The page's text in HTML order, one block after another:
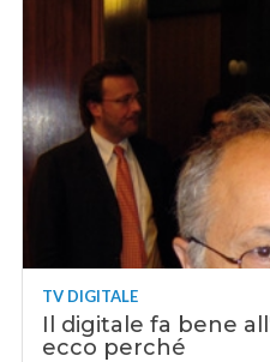
TV DIGITALE
Il digitale fa bene
ecco perché